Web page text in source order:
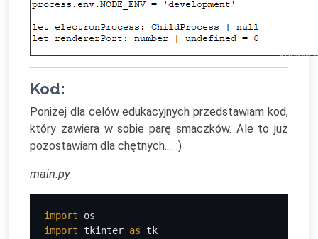
Kod:
Poniżej dla celów edukacyjnych przedstawiam kod,
który zawiera w sobie parę smaczków. Ale to już
pozostawiam dla chętnych.... :)
main.py
import os
import tkinter as tk